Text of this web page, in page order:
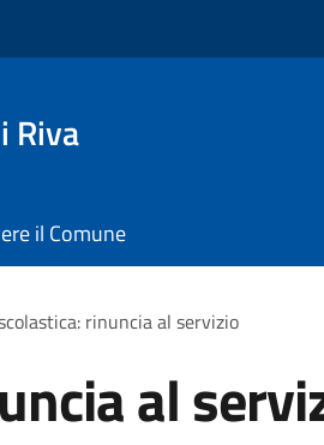
Riva
il Comune
rinuncia al servizio
al